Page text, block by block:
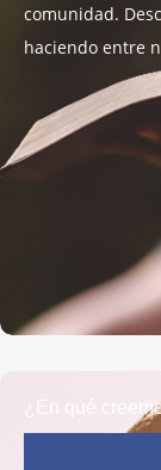
comunidad.
haciendo entre
¿En qué